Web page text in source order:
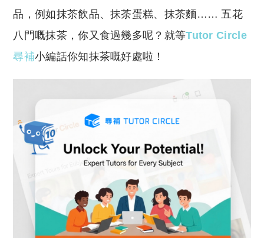
品，例如抹茶飲品、抹茶蛋糕、抹茶麵…… 五花
八門嘅抹茶，你又食過幾多呢？就等Tutor Circle
尋補小編話你知抹茶嘅好處啦！